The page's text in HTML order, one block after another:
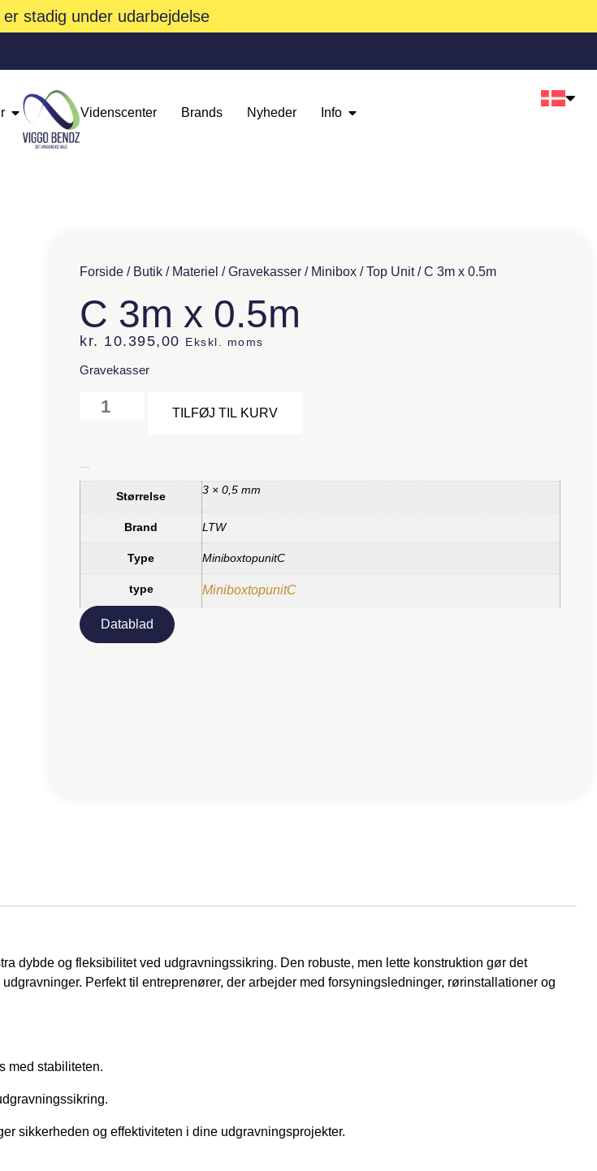
stadig under udarbejdelse
Videnscenter Brands Nyheder Info
Forside / Butik / Materiel /Gravekasser / Minibox /Top Unit/ C 3m x 0.5m
C 3m x 0.5m
kr. 10.395,00 Ekskl. moms
Gravekasser
TILFØJ TIL KURV
Størrelse 3 × 0,5 mm
Brand LTW
Type MiniboxtopunitC
type MiniboxtopunitC
Datablad
dybde og fleksibilitet ved udgravningssikring. Den robuste, men lette konstruktion gør det
Perfekt til entreprenører, der arbejder med forsyningsledninger, rørinstallationer og
med stabiliteten.
sikkerheden og effektiviteten i dine udgravningsprojekter.